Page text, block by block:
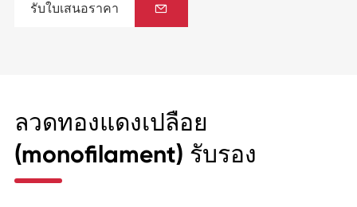
รับใบเสนอราคา 
ลวดทองแดงเปลือย
(monofilament) รับรอง